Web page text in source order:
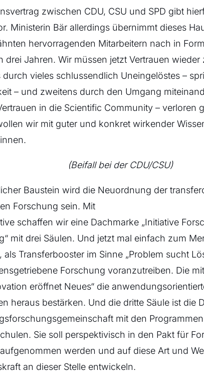
zwischen CDU, CSU und SPD gibt
Ministerin Bär allerdings übernimmt dieses
hervorragenden Mitarbeitern nach in
drei Jahren. Wir müssen jetzt Vertrauen
durch vieles schlussendlich Uneingelöstes –
– und zweitens durch den Umgang
in die Scientific Community – verloren
wir mit guter und konkret wirkender
(Beifall bei der CDU/CSU)
Baustein wird die Neuordnung der
Forschung sein. Mit
schaffen wir eine Dachmarke „Initiative
mit drei Säulen. Und jetzt mal einfach zum
als Transferbooster im Sinne „Problem sucht
Forschung voranzutreiben. Die
eröffnet Neues“ die
heraus bestärken. Und die dritte Säule ist die
mit den
Sie soll perspektivisch in den Pakt für
werden und auf diese Art und
an dieser Stelle entwickeln.